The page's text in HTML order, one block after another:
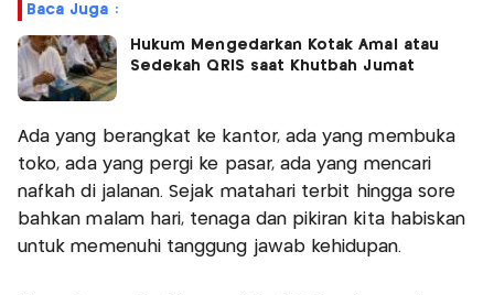
Baca Juga :
Hukum Mengedarkan Kotak Amal atau
Sedekah QRIS saat Khutbah Jumat
Ada yang berangkat ke kantor, ada yang membuka
toko, ada yang pergi ke pasar, ada yang mencari
nafkah di jalanan. Sejak matahari terbit hingga sore
bahkan malam hari, tenaga dan pikiran kita habiskan
untuk memenuhi tanggung jawab kehidupan.